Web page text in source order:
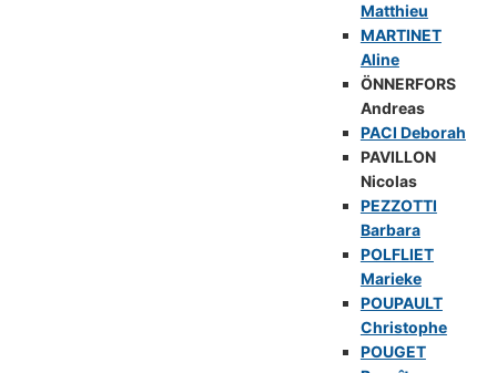
Matthieu
MARTINET
Aline
ÖNNERFORS
Andreas
PACI Deborah
PAVILLON
Nicolas
PEZZOTTI
Barbara
POLFLIET
Marieke
POUPAULT
Christophe
POUGET